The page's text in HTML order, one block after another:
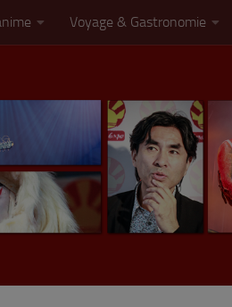
Voyage & Gastronomie